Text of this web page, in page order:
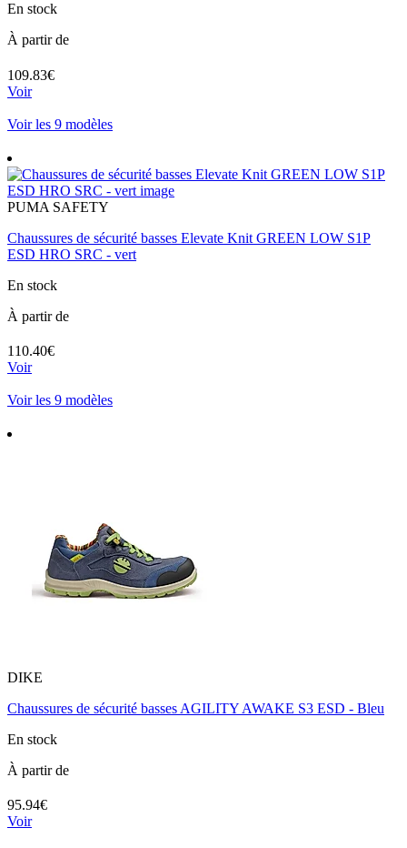
En stock
À partir de
109.83€
Voir
Voir les 9 modèles
PUMA SAFETY
Chaussures de sécurité basses Elevate Knit GREEN LOW S1P
ESD HRO SRC - vert
En stock
À partir de
110.40€
Voir
Voir les 9 modèles
DIKE
Chaussures de sécurité basses AGILITY AWAKE S3 ESD - Bleu
En stock
À partir de
95.94€
Voir